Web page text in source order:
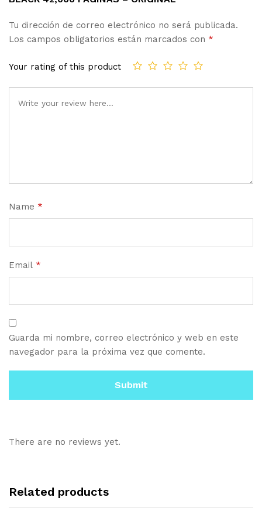
Tu dirección de correo electrónico no será publicada.
Los campos obligatorios están marcados con *
Your rating of this product
Name *
Email *
Guarda mi nombre, correo electrónico y web en este
navegador para la próxima vez que comente.
There are no reviews yet.
Related products